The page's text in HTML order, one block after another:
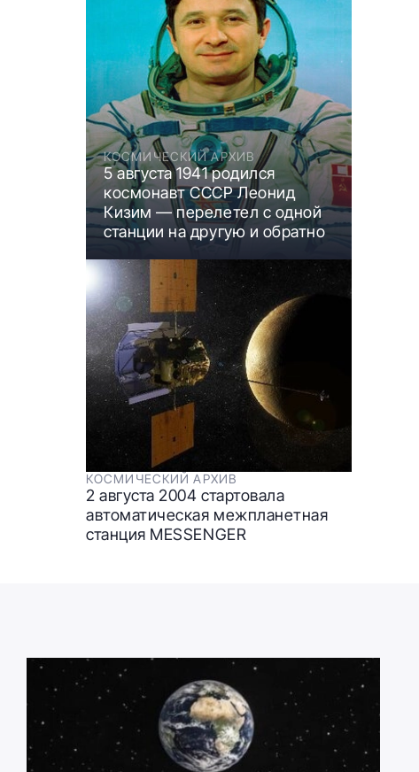
КОСМИЧЕСКИЙ АРХИВ
5 августа 1941 родился
космонавт СССР Леонид
Кизим — перелетел с одной
станции на другую и обратно
КОСМИЧЕСКИЙ АРХИВ
2 августа 2004 стартовала
автоматическая межпланетная
станция MESSENGER